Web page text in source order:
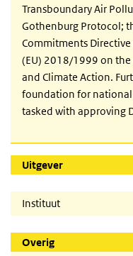
Transboundary Air
Gothenburg Protocol;
Commitments Directive
(EU) 2018/1999 on the
and Climate Action.
foundation for
tasked with approving
Uitgever
Instituut
Overig